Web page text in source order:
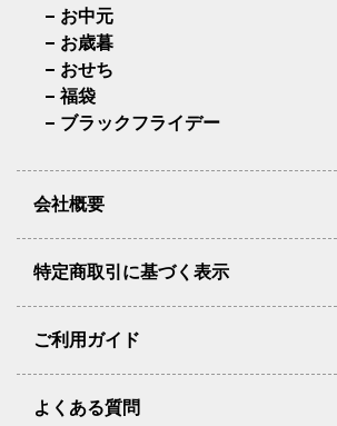
お中元
お歳暮
おせち
福袋
ブラックフライデー
会社概要
特定商取引に基づく表示
ご利用ガイド
よくある質問